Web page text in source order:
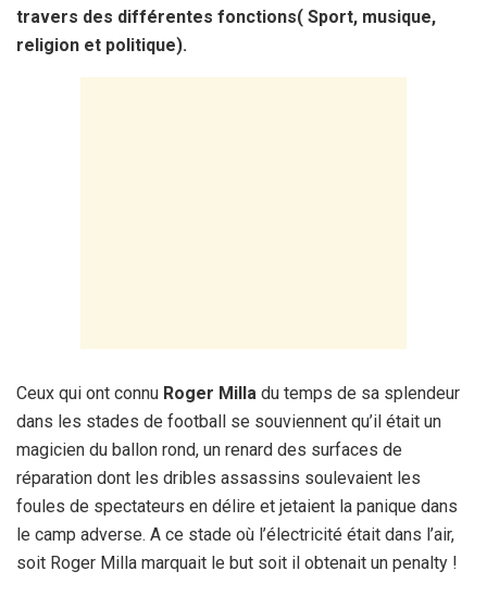
travers des différentes fonctions( Sport, musique,
religion et politique).
Ceux qui ont connu Roger Milla du temps de sa splendeur
dans les stades de football se souviennent qu’il était un
magicien du ballon rond, un renard des surfaces de
réparation dont les dribles assassins soulevaient les
foules de spectateurs en délire et jetaient la panique dans
le camp adverse. A ce stade où l’électricité était dans l’air,
soit Roger Milla marquait le but soit il obtenait un penalty !